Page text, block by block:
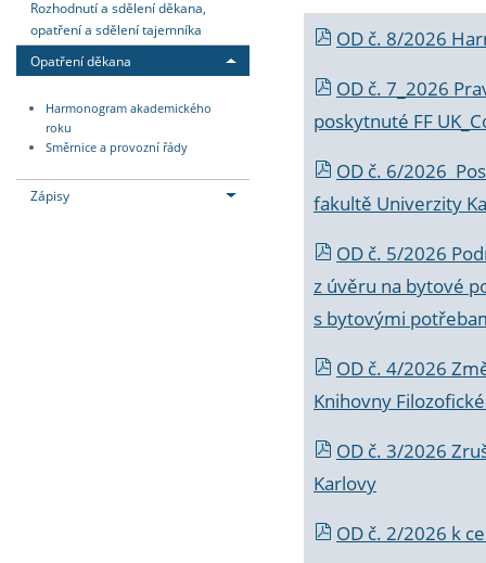
Rozhodnutí a sdělení děkana,
opatření a sdělení tajemníka
Opatření děkana
Harmonogram akademického
roku
Směrnice a provozní řády
Zápisy
OD č. 8/2026
OD č. 7_2026
poskytnuté FF
OD č. 6/2026
fakultě Univerzity
OD č. 5/2026
z úvěru na bytové
s bytovými
OD č. 4/2026
Knihovny
OD č. 3/2026
Karlovy
OD č. 2/2026 k